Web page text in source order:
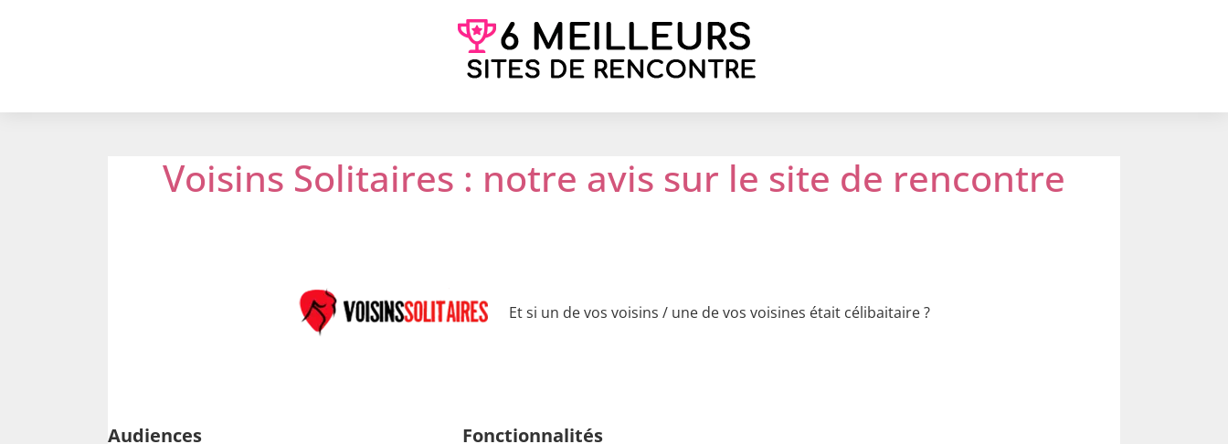
Voisins Solitaires : notre avis sur le site de rencontre
Et si un de vos voisins / une de vos voisines était célibaitaire ?
Audiences Fonctionnalités